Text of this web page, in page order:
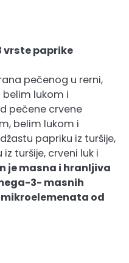
vrste paprike
pečenog u rerni,
belim lukom i
pečene crvene
belim lukom i
papriku iz turšije,
turšije, crveni luk i
je masna i hranljiva
3- masnih
od